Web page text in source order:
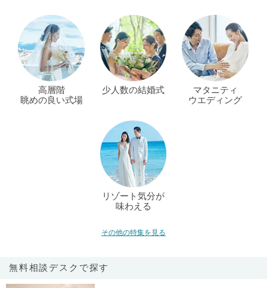
高層階
眺めの良い式場
少人数の結婚式
マタニティ
ウエディング
リゾート気分が
味わえる
その他の特集を見る
無料相談デスクで探す